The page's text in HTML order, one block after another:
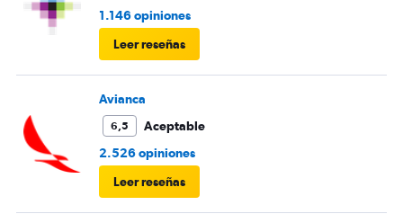
1.146 opiniones
Leer reseñas
Avianca
6,5
Aceptable
2.526 opiniones
Leer reseñas